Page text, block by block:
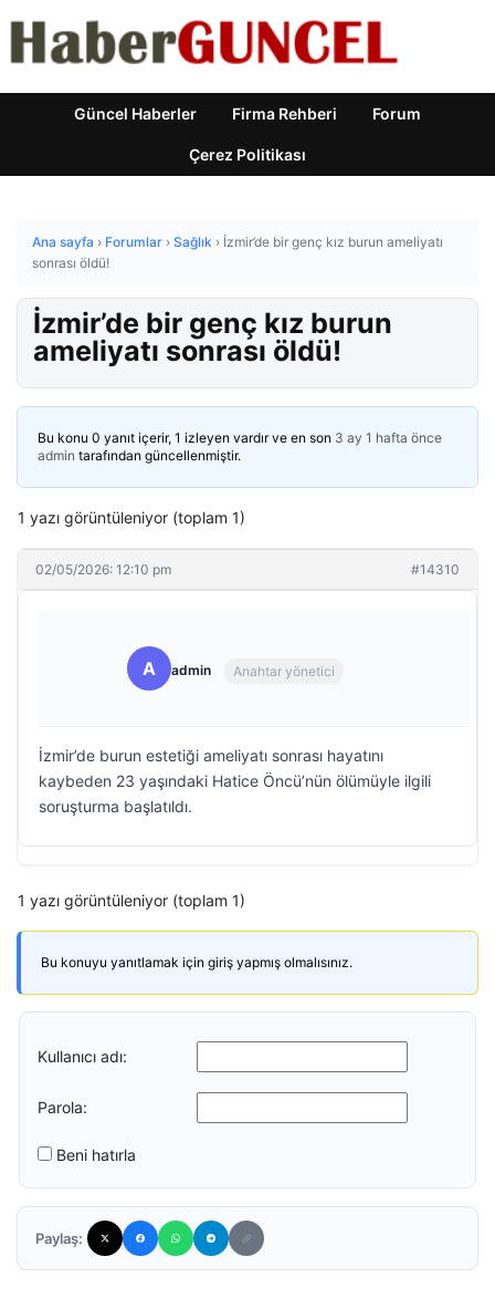
Güncel Haberler Firma Rehberi Forum
Çerez Politikası
Ana sayfa › Forumlar › Sağlık › İzmir’de bir genç kız burun ameliyatı
sonrası öldü!
İzmir’de bir genç kız burun
ameliyatı sonrası öldü!
Bu konu 0 yanıt içerir, 1 izleyen vardır ve en son 3 ay 1 hafta önce
admin tarafından güncellenmiştir.
1 yazı görüntüleniyor (toplam 1)
02/05/2026: 12:10 pm #14310
A admin Anahtar yönetici
İzmir’de burun estetiği ameliyatı sonrası hayatını
kaybeden 23 yaşındaki Hatice Öncü’nün ölümüyle ilgili
soruşturma başlatıldı.
1 yazı görüntüleniyor (toplam 1)
Bu konuyu yanıtlamak için giriş yapmış olmalısınız.
Kullanıcı adı:
Parola:
Beni hatırla
Paylaş: